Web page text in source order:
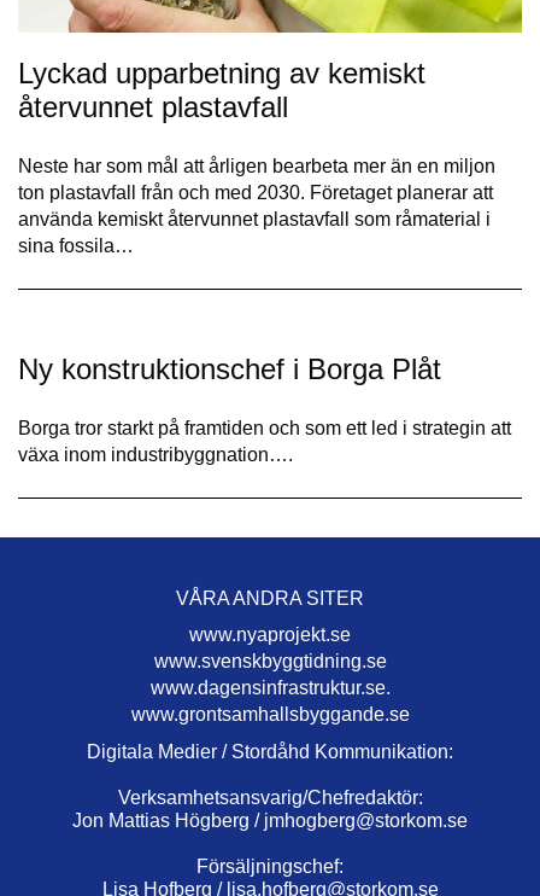
Lyckad upparbetning av kemiskt
återvunnet plastavfall
Neste har som mål att årligen bearbeta mer än en miljon
ton plastavfall från och med 2030. Företaget planerar att
använda kemiskt återvunnet plastavfall som råmaterial i
sina fossila…
Ny konstruktionschef i Borga Plåt
Borga tror starkt på framtiden och som ett led i strategin att
växa inom industribyggnation….
VÅRA ANDRA SITER
www.nyaprojekt.se
www.svenskbyggtidning.se
www.dagensinfrastruktur.se.
www.grontsamhallsbyggande.se
Digitala Medier / Stordåhd Kommunikation:
Verksamhetsansvarig/Chefredaktör:
Jon Mattias Högberg / jmhogberg@storkom.se
Försäljningschef:
Lisa Hofberg / lisa.hofberg@storkom.se